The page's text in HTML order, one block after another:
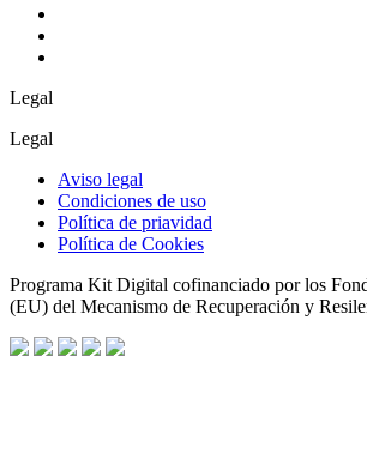
Legal
Legal
Aviso legal
Condiciones de uso
Política de priavidad
Política de Cookies
Programa Kit Digital cofinanciado por los
(EU) del Mecanismo de Recuperación y